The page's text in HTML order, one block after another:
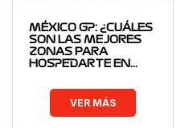
MÉXICO GP: ¿CUÁLES
SON LAS MEJORES
ZONAS PARA
HOSPEDARTE EN…
VER MÁS